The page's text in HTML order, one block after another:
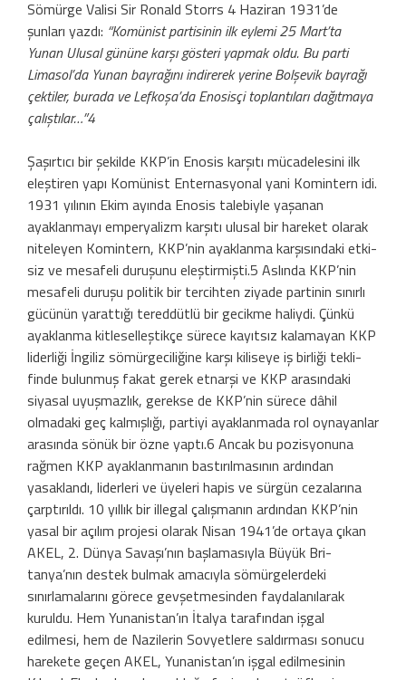
Sömürge Valisi Sir Ronald Storrs 4 Haziran 1931’de
şunları yazdı: “Komünist partisinin ilk eylemi 25 Mart’ta
Yunan Ulusal gününe karşı gösteri yapmak oldu. Bu parti
Lima­sol’da Yunan bayrağını indirerek yerine Bol­şevik bayrağı
çektiler, burada ve Lefkoşa’da Enosisçi toplantıları dağıtmaya
çalıştılar…”4
Şaşırtıcı bir şekilde KKP’in Enosis kar­şıtı mücadelesini ilk
eleştiren yapı Komü­nist Enternasyonal yani Komintern idi.
1931 yılının Ekim ayında Enosis talebiyle yaşanan
ayaklanmayı emperyalizm karşıtı ulusal bir hareket olarak
niteleyen Komin­tern, KKP’nin ayaklanma karşısındaki etki­
siz ve mesafeli duruşunu eleştirmişti.5 As­lında KKP’nin
mesafeli duruşu politik bir tercihten ziyade partinin sınırlı
gücünün yarattığı tereddütlü bir gecikme haliydi. Çünkü
ayaklanma kitleselleştikçe sürece kayıtsız kalamayan KKP
liderliği İngiliz sö­mürgeciliğine karşı kiliseye iş birliği tekli­
finde bulunmuş fakat gerek etnarşi ve KKP arasındaki
siyasal uyuşmazlık, gerekse de KKP’nin sürece dâhil
olmadaki geç kalmış­lığı, partiyi ayaklanmada rol oynayanlar
arasında sönük bir özne yaptı.6 Ancak bu pozisyonuna
rağmen KKP ayaklanmanın bastırılmasının ardından
yasaklandı, lider­leri ve üyeleri hapis ve sürgün cezalarına
çarptırıldı. 10 yıllık bir illegal çalışmanın ardından KKP’nin
yasal bir açılım projesi olarak Nisan 1941’de ortaya çıkan
AKEL, 2. Dünya Savaşı’nın başlamasıyla Büyük Bri­
tanya’nın destek bulmak amacıyla sömür­gelerdeki
sınırlamalarını görece gevşetme­sinden faydalanılarak
kuruldu. Hem Yuna­nistan’ın İtalya tarafından işgal
edilmesi, hem de Nazilerin Sovyetlere saldırması so­nucu
harekete geçen AKEL, Yunanistan’ın işgal edilmesinin